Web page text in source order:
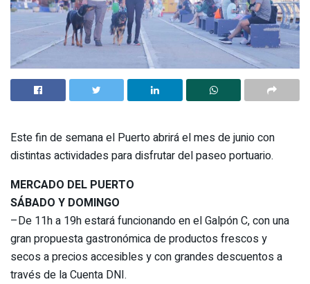
Este fin de semana el Puerto abrirá el mes de junio con
distintas actividades para disfrutar del paseo portuario.
MERCADO DEL PUERTO
SÁBADO Y DOMINGO
–De 11h a 19h estará funcionando en el Galpón C, con una
gran propuesta gastronómica de productos frescos y
secos a precios accesibles y con grandes descuentos a
través de la Cuenta DNI.